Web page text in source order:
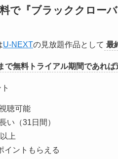
で『ブラッククローバ
U-NEXTの見放題作品として 最
で無料トライアル期間であれ
聴可能
い（31日間）
上
イントもらえる